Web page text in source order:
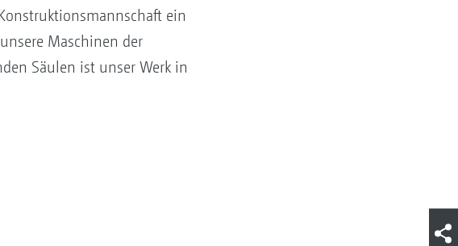
ein
Maschinen der
Säulen ist unser Werk in